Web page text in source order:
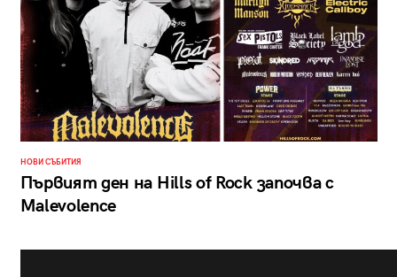
НОВИ СЪБИТИЯ
Първият ден на Hills of Rock започва с
Malevolence